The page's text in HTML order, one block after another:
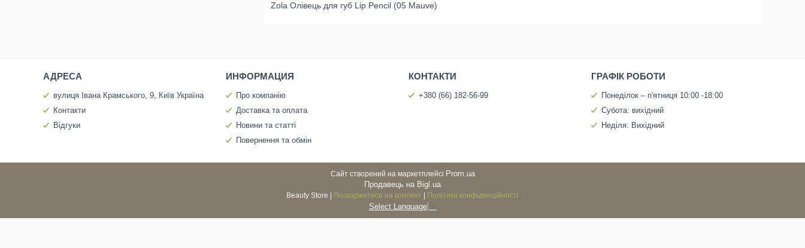
Zola Олівець для губ Lip Pencil (05 Mauve)
АДРЕСА
вулиця Івана Крамського, 9, Київ Україна
Контакти
Відгуки
ИНФОРМАЦИЯ
Про компанію
Доставка та оплата
Новини та статті
Повернення та обмін
КОНТАКТИ
+380 (66) 182-56-99
ГРАФІК РОБОТИ
Понеділок – п'ятниця 10:00 -18:00
Субота: вихідний
Неділя: Вихідний
Сайт створений на маркетплейсі Prom.ua
Продавець на Bigl.ua
Поскаржитися на контент Політика конфіденційності
Select Language